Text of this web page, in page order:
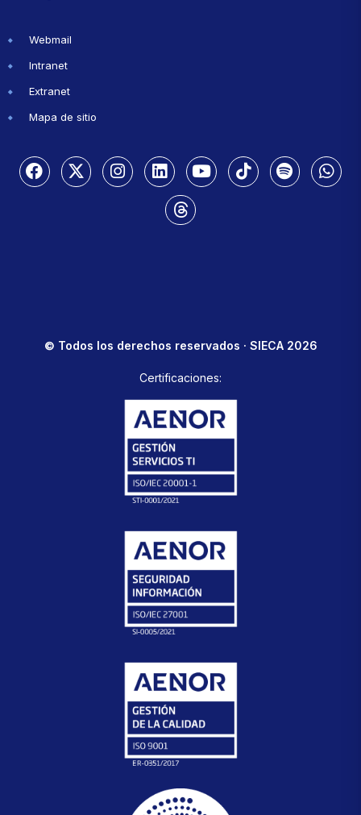
Webmail
Intranet
Extranet
Mapa de sitio
© Todos los derechos reservados · SIECA 2026
Certificaciones: